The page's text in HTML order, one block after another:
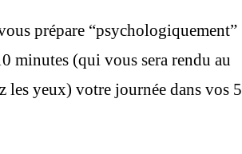
prépare “psychologiquement”
minutes (qui vous sera rendu au
les yeux) votre journée dans vos 5